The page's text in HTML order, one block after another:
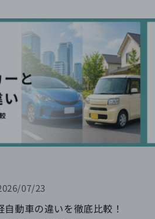
07/23
動車の違いを徹底比較！